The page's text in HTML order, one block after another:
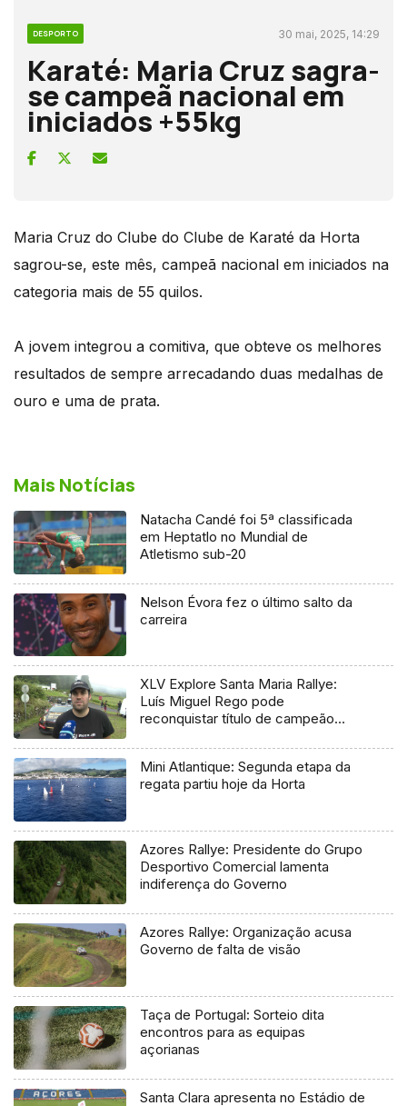
DESPORTO 30 mai, 2025, 14:29
Karaté: Maria Cruz sagra-
se campeã nacional em
iniciados +55kg
Maria Cruz do Clube do Clube de Karaté da Horta
sagrou-se, este mês, campeã nacional em iniciados na
categoria mais de 55 quilos.
A jovem integrou a comitiva, que obteve os melhores
resultados de sempre arrecadando duas medalhas de
ouro e uma de prata.
Mais Notícias
Natacha Candé foi 5ª classificada
em Heptatlo no Mundial de
Atletismo sub-20
Nelson Évora fez o último salto da
carreira
XLV Explore Santa Maria Rallye:
Luís Miguel Rego pode
reconquistar título de campeão
Mini Atlantique: Segunda etapa da
regata partiu hoje da Horta
Azores Rallye: Presidente do Grupo
Desportivo Comercial lamenta
indiferença do Governo
Azores Rallye: Organização acusa
Governo de falta de visão
Taça de Portugal: Sorteio dita
encontros para as equipas
açorianas
Santa Clara apresenta no Estádio de